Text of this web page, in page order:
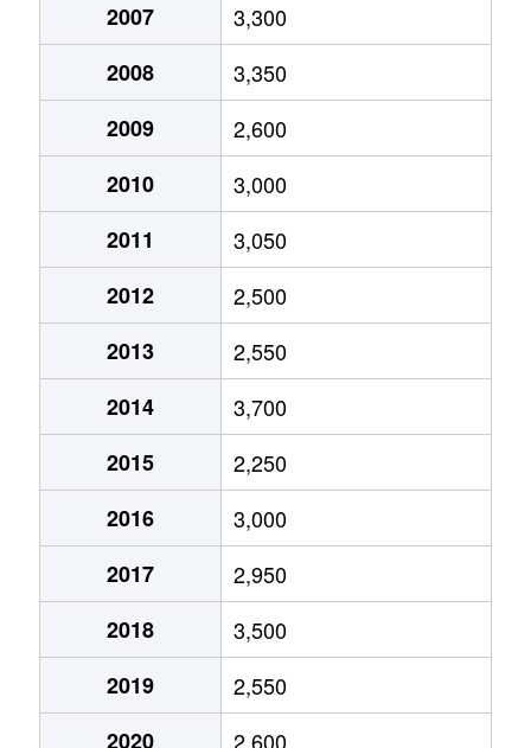
南町
9,700万円 蕨 徒歩15分
南町
4,400万円 蕨 徒歩14分
南町
5,000万円 蕨 徒歩21分
南町
7,500万円 蕨 徒歩15分
2007
3,300
2008
3,350
2009
2,600
2010
3,000
2011
3,050
2012
2,500
2013
2,550
2014
3,700
2015
2,250
2016
3,000
2017
2,950
2018
3,500
2019
2,550
2020
2,600